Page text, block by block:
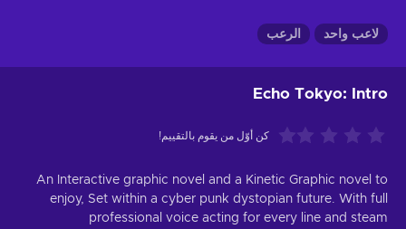
لاعب واحد الرعب
Echo Tokyo: Intro
كن أوّل من يقوم بالتقييم!
An Interactive graphic novel and a Kinetic Graphic novel to
enjoy, Set within a cyber punk dystopian future. With full
professional voice acting for every line and steam